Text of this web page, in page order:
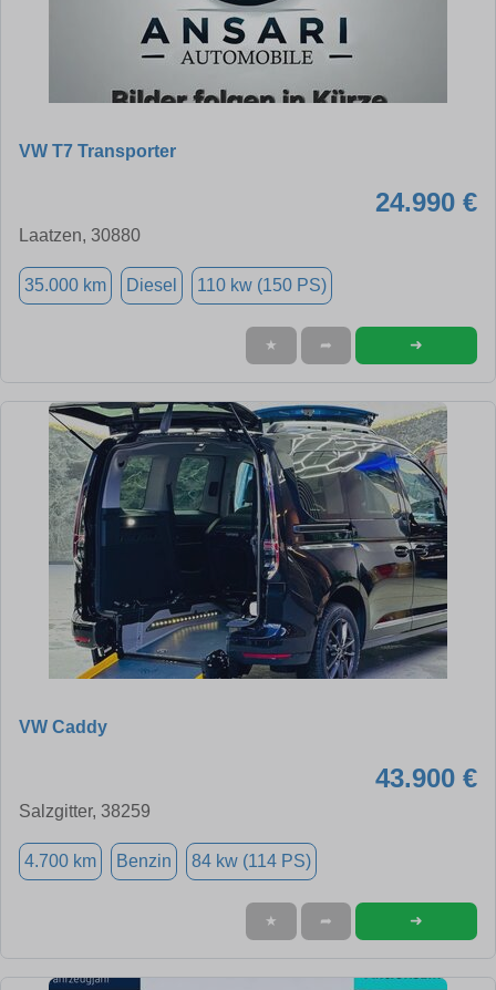
VW T7 Transporter
24.990 €
Laatzen, 30880
35.000 km Diesel 110 kw (150 PS)
★ ➦ ➜
VW Caddy
43.900 €
Salzgitter, 38259
4.700 km Benzin 84 kw (114 PS)
★ ➦ ➜